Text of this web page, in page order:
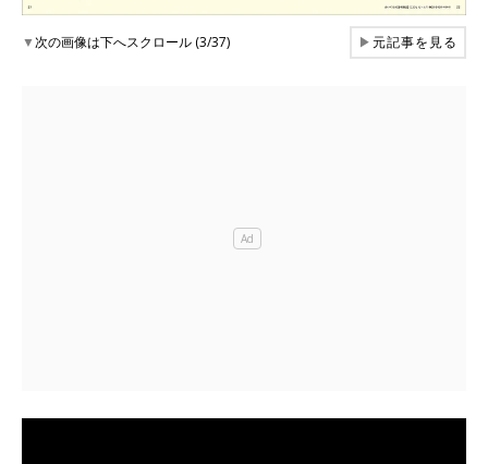
▼次の画像は下へスクロール (3/37) ▶元記事を見る